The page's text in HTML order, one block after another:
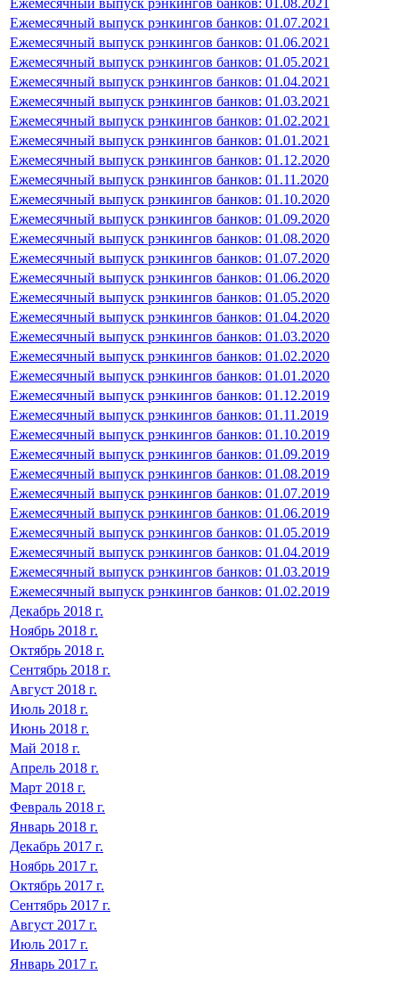
Ежемесячный выпуск рэнкингов банков: 01.08.2021
Ежемесячный выпуск рэнкингов банков: 01.07.2021
Ежемесячный выпуск рэнкингов банков: 01.06.2021
Ежемесячный выпуск рэнкингов банков: 01.05.2021
Ежемесячный выпуск рэнкингов банков: 01.04.2021
Ежемесячный выпуск рэнкингов банков: 01.03.2021
Ежемесячный выпуск рэнкингов банков: 01.02.2021
Ежемесячный выпуск рэнкингов банков: 01.01.2021
Ежемесячный выпуск рэнкингов банков: 01.12.2020
Ежемесячный выпуск рэнкингов банков: 01.11.2020
Ежемесячный выпуск рэнкингов банков: 01.10.2020
Ежемесячный выпуск рэнкингов банков: 01.09.2020
Ежемесячный выпуск рэнкингов банков: 01.08.2020
Ежемесячный выпуск рэнкингов банков: 01.07.2020
Ежемесячный выпуск рэнкингов банков: 01.06.2020
Ежемесячный выпуск рэнкингов банков: 01.05.2020
Ежемесячный выпуск рэнкингов банков: 01.04.2020
Ежемесячный выпуск рэнкингов банков: 01.03.2020
Ежемесячный выпуск рэнкингов банков: 01.02.2020
Ежемесячный выпуск рэнкингов банков: 01.01.2020
Ежемесячный выпуск рэнкингов банков: 01.12.2019
Ежемесячный выпуск рэнкингов банков: 01.11.2019
Ежемесячный выпуск рэнкингов банков: 01.10.2019
Ежемесячный выпуск рэнкингов банков: 01.09.2019
Ежемесячный выпуск рэнкингов банков: 01.08.2019
Ежемесячный выпуск рэнкингов банков: 01.07.2019
Ежемесячный выпуск рэнкингов банков: 01.06.2019
Ежемесячный выпуск рэнкингов банков: 01.05.2019
Ежемесячный выпуск рэнкингов банков: 01.04.2019
Ежемесячный выпуск рэнкингов банков: 01.03.2019
Ежемесячный выпуск рэнкингов банков: 01.02.2019
Декабрь 2018 г.
Ноябрь 2018 г.
Октябрь 2018 г.
Сентябрь 2018 г.
Август 2018 г.
Июль 2018 г.
Июнь 2018 г.
Май 2018 г.
Апрель 2018 г.
Март 2018 г.
Февраль 2018 г.
Январь 2018 г.
Декабрь 2017 г.
Ноябрь 2017 г.
Октябрь 2017 г.
Cентябрь 2017 г.
Август 2017 г.
Июль 2017 г.
Январь 2017 г.